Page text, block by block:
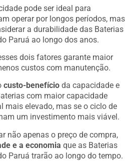
pode ser ideal para
operar por longos períodos, mas
a durabilidade das Baterias
Paruá ao longo dos anos.
dois fatores garante maior
custos com manutenção.
custo-benefício da capacidade e
com maior capacidade
mais elevado, mas se o ciclo de
um investimento mais viável.
não apenas o preço de compra,
e a economia que as Baterias
Paruá trarão ao longo do tempo.